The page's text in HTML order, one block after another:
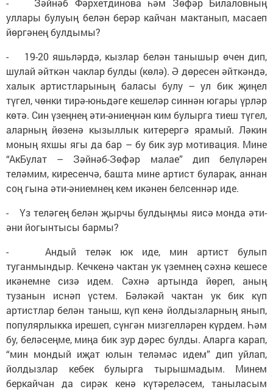
- Зәйнәб Фәрхетдинова һәм Зөфәр Билаловның
уллары булуың белән берәр кайчан мактанып, масаеп
йөргәнең булдымы?
- 19-20 яшьләрдә, кызлар белән танышыр өчен дип,
шулай әйткән чаклар булды (көлә). Ә дөресен әйткәндә,
халык артистларының баласы булу – ул бик җиңел
түгел, чөнки тирә-юньдәге кешеләр синнән югары үрләр
көтә. Син үзеңнең әти-әниеңнән ким булырга тиеш түгел,
аларның йөзенә кызыллык китерергә ярамый. Ләкин
моның яхшы ягы да бар – бу бик зур мотивация. Мине
“АкБулат – Зәйнәб-Зөфәр малае” дип белүләрен
теләмим, киресенчә, башта мине артист буларак, аннан
соң гына әти-әниемнең кем икәнен белсеннәр иде.
- Үз теләгең белән җырчы булдыңмы яисә монда әти-
әни йогынтысы бармы?
- Андый теләк юк иде, мин артист булып
туганмындыр. Кечкенә чактан ук үземнең сәхнә кешесе
икәнемне сизә идем. Сәхнә артында йөреп, аның
тузанын иснәп үстем. Бәләкәй чактан ук бик күп
артистлар белән таныш, күп кенә йолдызларның янып,
популярлыкка ирешеп, сүнгән мизгелләрен күрдем. Һәм
бу, беләсеңме, миңа бик зур дәрес булды. Аларга карап,
“мин мондый иҗат юлын теләмәс идем” дип уйлап,
йолдызлар кебек булырга тырышмадым. Минем
беркайчан да сирәк кенә күтәреләсем, таныласым